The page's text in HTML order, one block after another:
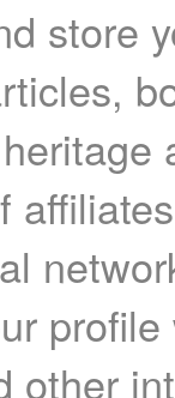
store
other